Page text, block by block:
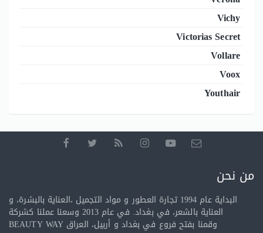
Vichy
Victorias Secret
Vollare
Voox
Youthair
من نحن
البداية عام 1994 تجارة العطور و مواد التجميل ،العناية بالبشرة، و
العناية بالشعر، في بغداد. في عام 2013 وسعنا عملنا كشركة
BEAUTY WAY وقمنا بفتح فروع في بغداد و أربيل، العراق